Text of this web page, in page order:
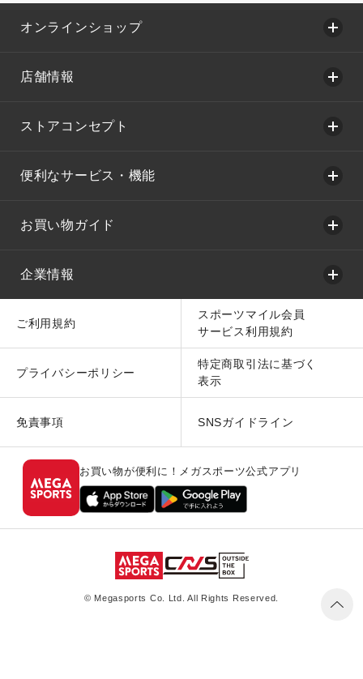
オンラインショップ
店舗情報
ストアコンセプト
便利なサービス・機能
お買い物ガイド
企業情報
ご利用規約
スポーツマイル会員
サービス利用規約
プライバシーポリシー
特定商取引法に基づく
表示
免責事項 SNSガイドライン
お買い物が便利に！メガスポーツ公式アプリ
© Megasports Co. Ltd. All Rights Reserved.